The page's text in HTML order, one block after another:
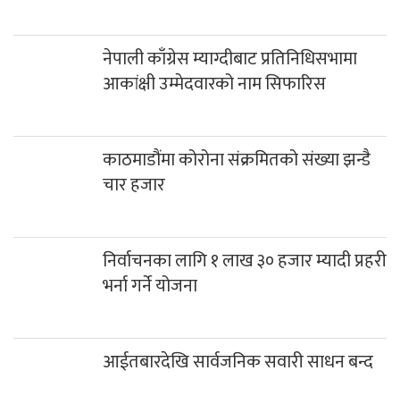
नेपाली काँग्रेस म्याग्दीबाट प्रतिनिधिसभामा
आकांक्षी उम्मेदवारको नाम सिफारिस
काठमाडौंमा कोरोना संक्रमितको संख्या झन्डै
चार हजार
निर्वाचनका लागि १ लाख ३० हजार म्यादी प्रहरी
भर्ना गर्ने योजना
आईतबारदेखि सार्वजनिक सवारी साधन बन्द